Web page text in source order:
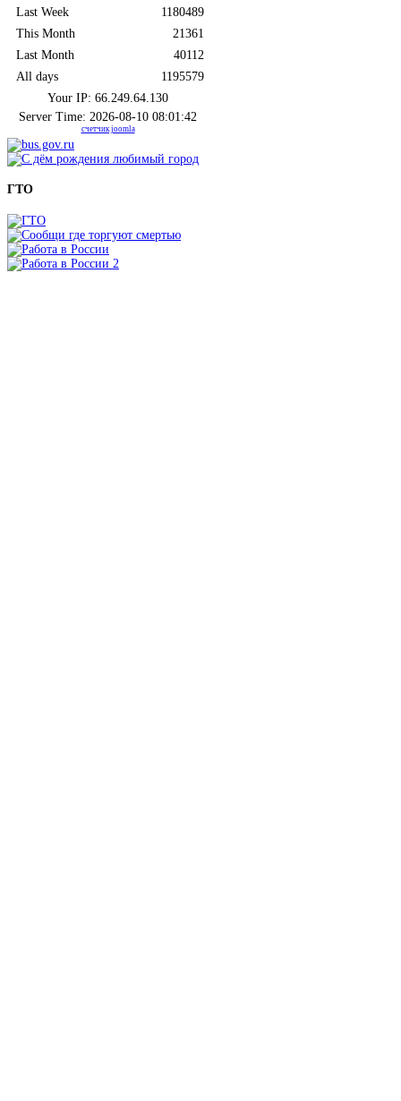
Last Week
This Month
Last Month
All days
1180489
21361
40112
1195579
Your IP: 66.249.64.130
Server Time: 2026-08-10 08:01:42
счетчик joomla
ГТО